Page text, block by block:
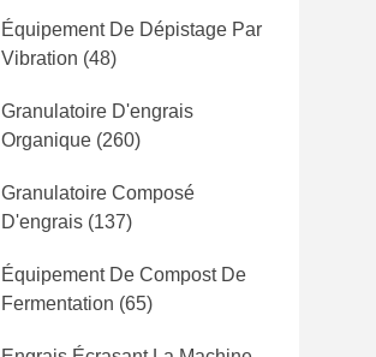
Équipement De Dépistage Par
Vibration (48)
Granulatoire D'engrais
Organique (260)
Granulatoire Composé
D'engrais (137)
Équipement De Compost De
Fermentation (65)